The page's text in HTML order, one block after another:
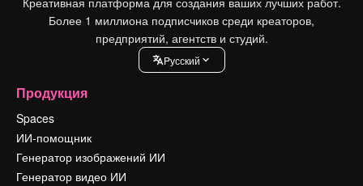
Более 1 миллиона подписчиков среди креаторов,
предприятий, агентств и студий.
Pусский
Продукция
Spaces
ИИ-помощник
Генератор изображений ИИ
Генератор видео ИИ